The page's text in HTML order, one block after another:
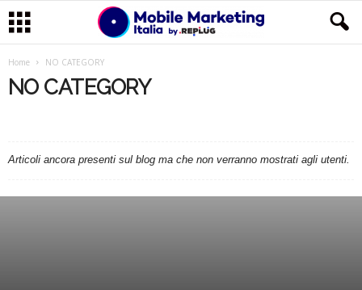
Home NO CATEGORY
NO CATEGORY
Articoli ancora presenti sul blog ma che non verranno mostrati agli utenti.